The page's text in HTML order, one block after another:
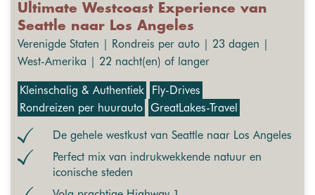
Ultimate Westcoast Experience van
Seattle naar Los Angeles
Verenigde Staten | Rondreis per auto | 23 dagen |
West-Amerika | 22 nacht(en) of langer
Kleinschalig & Authentiek
Fly-Drives
Rondreizen per huurauto GreatLakes-Travel
De gehele westkust van Seattle naar Los Angeles
Perfect mix van indrukwekkende natuur en
iconische steden